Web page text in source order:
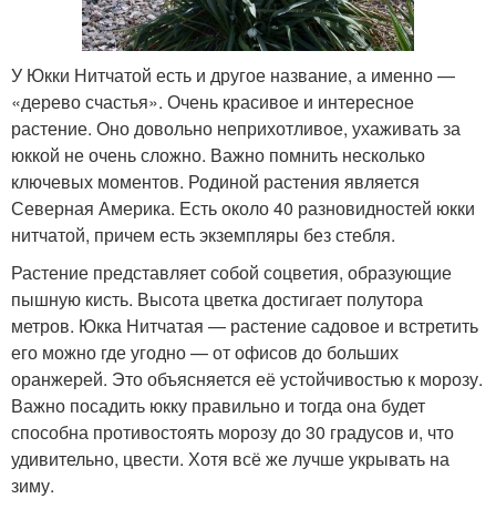
У Юкки Нитчатой есть и другое название, а именно —
«дерево счастья». Очень красивое и интересное
растение. Оно довольно неприхотливое, ухаживать за
юккой не очень сложно. Важно помнить несколько
ключевых моментов. Родиной растения является
Северная Америка. Есть около 40 разновидностей юкки
нитчатой, причем есть экземпляры без стебля.
Растение представляет собой соцветия, образующие
пышную кисть. Высота цветка достигает полутора
метров. Юкка Нитчатая — растение садовое и встретить
его можно где угодно — от офисов до больших
оранжерей. Это объясняется её устойчивостью к морозу.
Важно посадить юкку правильно и тогда она будет
способна противостоять морозу до 30 градусов и, что
удивительно, цвести. Хотя всё же лучше укрывать на
зиму.